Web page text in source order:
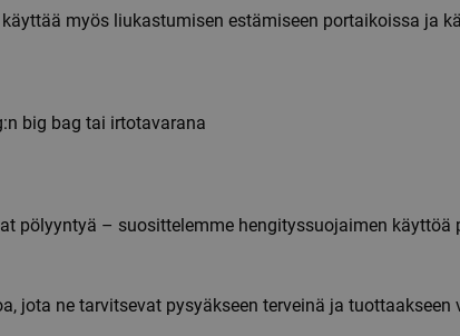
myös liukastumisen estämiseen portaikoissa ja
big bag tai irtotavarana
pölyyntyä – suosittelemme hengityssuojaimen käyttöä
jota ne tarvitsevat pysyäkseen terveinä ja tuottaakseen